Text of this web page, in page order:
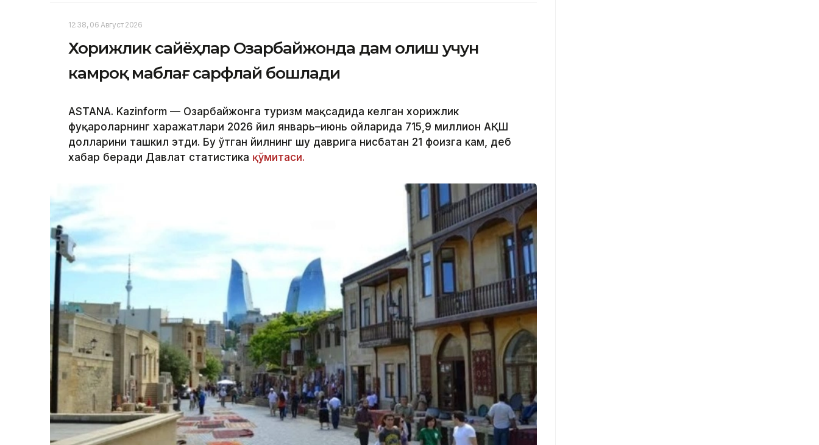
12:38, 06 Август 2026
Хорижлик сайёҳлар Озарбайжонда дам олиш учун
камроқ маблағ сарфлай бошлади
ASTANA. Kazinform — Озарбайжонга туризм мақсадида келган хорижлик
фуқароларнинг харажатлари 2026 йил январь–июнь ойларида 715,9 миллион АҚШ
долларини ташкил этди. Бу ўтган йилнинг шу даврига нисбатан 21 фоизга кам, деб
хабар беради Давлат статистика қўмитаси.